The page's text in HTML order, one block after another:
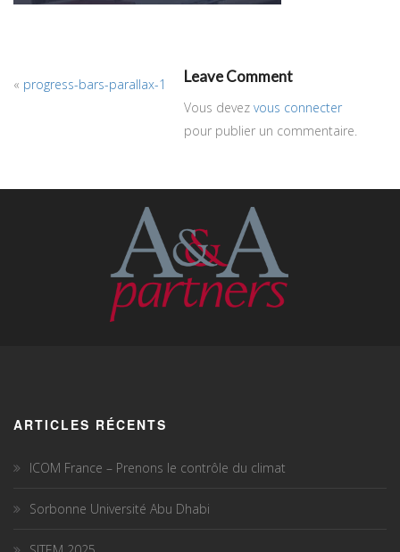
« progress-bars-parallax-1 Leave Comment
Vous devez vous connecter
pour publier un commentaire.
ARTICLES RÉCENTS
ICOM France – Prenons le contrôle du climat
Sorbonne Université Abu Dhabi